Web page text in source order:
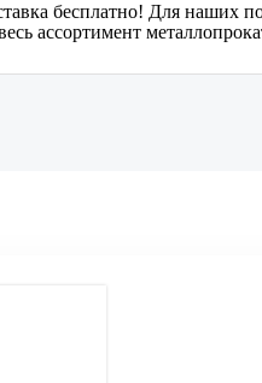
бесплатно! Для наших
ассортимент